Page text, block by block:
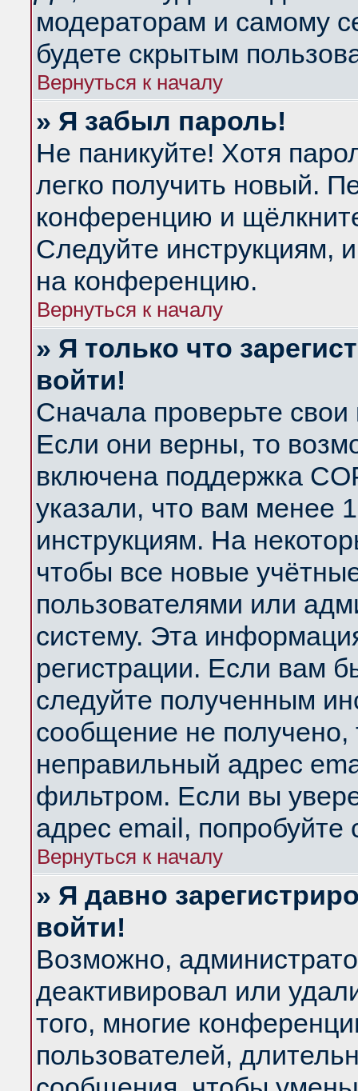
модераторам и самому
будете скрытым
Вернуться к началу
» Я забыл пароль!
Не паникуйте! Хотя
легко получить новый.
конференцию и
Следуйте инструкциям,
на конференцию.
Вернуться к началу
» Я только что
войти!
Сначала проверьте
Если они верны, то
включена поддержка
указали, что вам менее
инструкциям. На
чтобы все новые
пользователями или
систему. Эта
регистрации. Если вам
следуйте полученным
сообщение не получено,
неправильный адрес
фильтром. Если вы
адрес email, попробуйте
Вернуться к началу
» Я давно
войти!
Возможно,
деактивировал или
того, многие
пользователей,